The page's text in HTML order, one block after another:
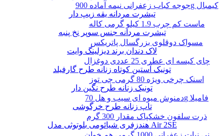
جوجه کباب زعفرانی نیمه آماده 900g کیمبال
ماست کم چرب 1.9 کیلو گرمی کاله
مسواک دوقلوی بزرگسال پاتریکس
چای کیسه ای عطری 25 عددی دوغزال
اسنک چرخی ویژه 80 گرمی چی توز
دمنوش میوه ای سیب و هل 70g فامیلا
ذرت سلفون خشکپاک مقدار 300 گرم
تیشرت مردانه یقه زیپ دار
تیشرت مردانه جنس سوپر نخ پنبه
لاک دندان برند دیزلینگ وایت
تونیک آستین کوتاه زنانه طرح گارفیلد
تونیک زنانه طرح نگین دار
تاپ زنانه طرح خرگوشی
هندزفری شیائومی بلوتوثی مدل Air 2SE